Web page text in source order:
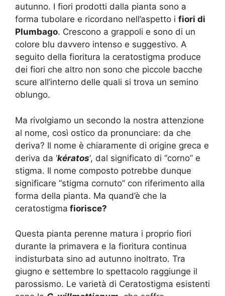
autunno. I fiori prodotti dalla pianta sono a
forma tubolare e ricordano nell’aspetto i fiori di
Plumbago. Crescono a grappoli e sono di un
colore blu davvero intenso e suggestivo. A
seguito della fioritura la ceratostigma produce
dei fiori che altro non sono che piccole bacche
scure all’interno delle quali si trova un semino
oblungo.
Ma rivolgiamo un secondo la nostra attenzione
al nome, così ostico da pronunciare: da che
deriva? Il nome è chiaramente di origine greca e
deriva da ‘kératos‘, dal significato di “corno” e
stigma. Il nome composto potrebbe dunque
significare “stigma cornuto” con riferimento alla
forma della pianta. Ma quand’è che la
ceratostigma fiorisce?
Questa pianta perenne matura i proprio fiori
durante la primavera e la fioritura continua
indisturbata sino ad autunno inoltrato. Tra
giugno e settembre lo spettacolo raggiunge il
parossismo. Le varietà di Ceratostigma esistenti